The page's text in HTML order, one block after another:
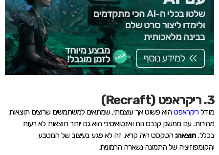
3. ריקראפט (Recraft)
מודלריקראפטהוא פשוט אך עוצמתי, שמתאים למשתמשים שרוצים תוצאות
מהירות. עם ממשק קנבס נוח ואינטואיטיבי הוא גם יותר תוצאות לא רעות
בכלל. תוצאה: הטקסט היה קריא, זה לא פגע בעיצוב של המטבע
והקומפוזיציה של התמונה נשארה הרמונית.